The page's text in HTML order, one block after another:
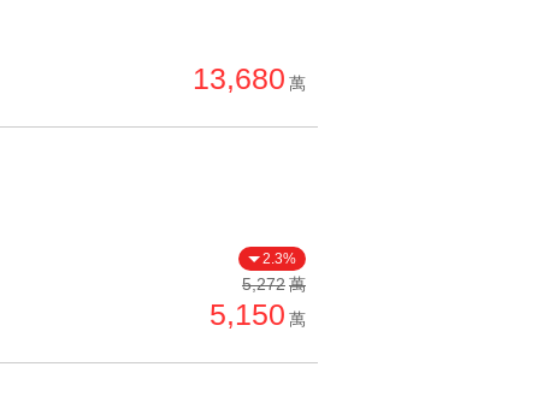
13,680 萬
2.3%
5,272萬
5,150 萬